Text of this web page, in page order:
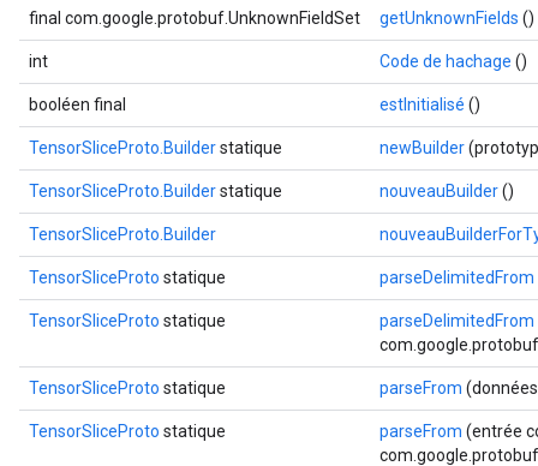
final com.google.protobuf.UnknownFieldSet getUnknownFields ()
int Code de hachage ()
booléen final estInitialisé ()
TensorSliceProto.Builderstatique newBuilder
TensorSliceProto.Builderstatique nouveauBuilder()
TensorSliceProto.Builder
TensorSliceProto statique parseDelimitedFrom
TensorSliceProto statique parseDelimitedFrom
TensorSliceProto statique parseFrom
TensorSliceProto statique parseFrom (entrée